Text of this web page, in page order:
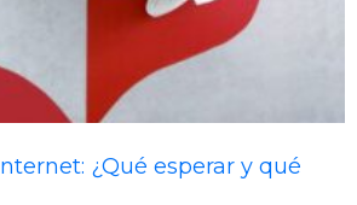
¿Qué esperar y qué